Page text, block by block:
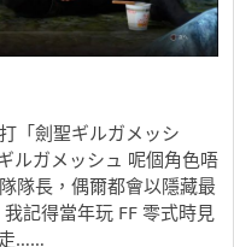
「劍聖ギルガメッシ
ルガメッシュ 呢個角色唔
隊長，偶爾都會以隱藏最
記得當年玩 FF 零式時見
……